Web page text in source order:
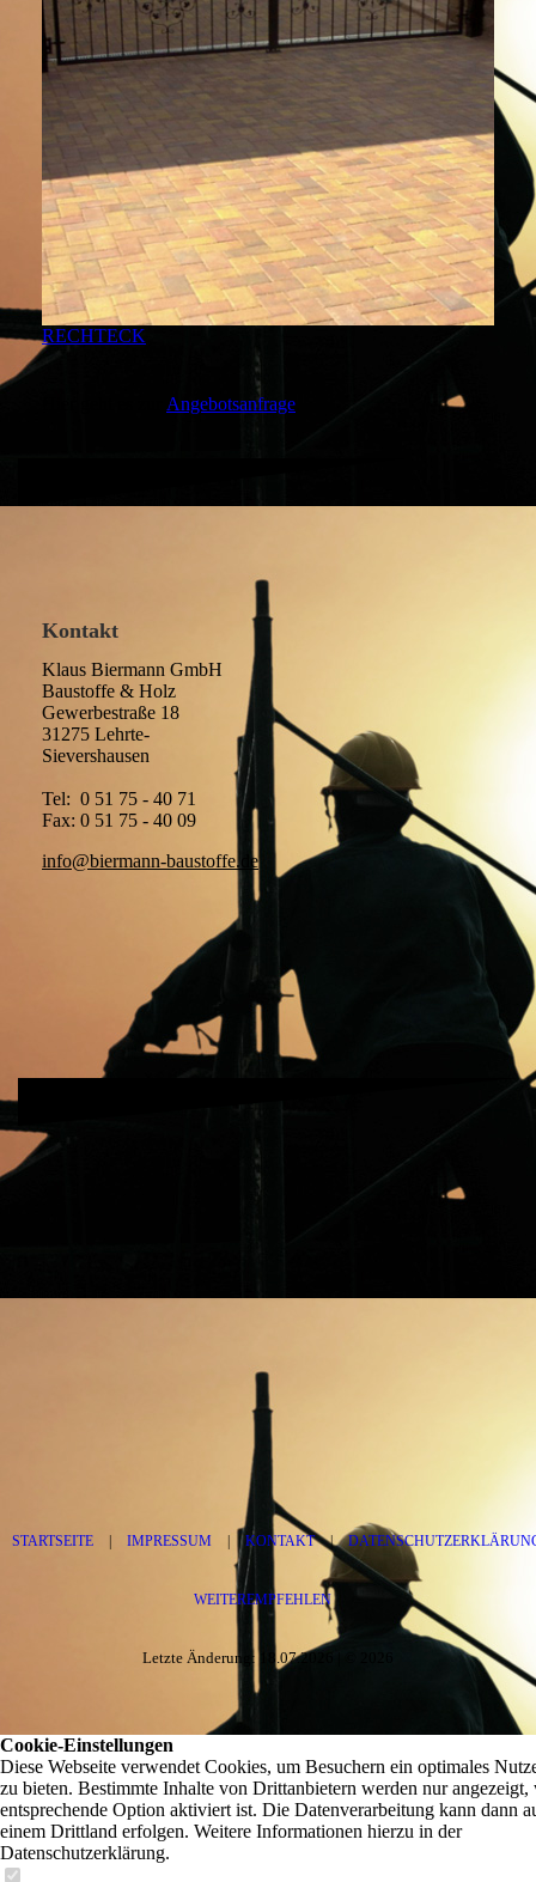
RECHTECK
Angebotsanfrage
Kontakt
Klaus Biermann GmbH
Baustoffe & Holz
Gewerbestraße 18
31275 Lehrte-
Sievershausen
Tel: 0 51 75 - 40 71
Fax: 0 51 75 - 40 09
info@biermann-baustoffe.de
STARTSEITE IMPRESSUM KONTAKT |
WEITEREMPFEHLEN
Letzte Änderung: 18.07.2026 | © 2026
Cookie-Einstellungen
Diese Webseite verwendet Cookies, um Besuchern ein optimales
zu bieten. Bestimmte Inhalte von Drittanbietern werden nur angezeigt,
entsprechende Option aktiviert ist. Die Datenverarbeitung kann dann
einem Drittland erfolgen. Weitere Informationen hierzu in der
Datenschutzerklärung.